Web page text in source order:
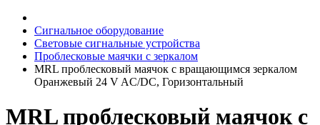
Сигнальное оборудование
Световые сигнальные устройства
Проблесковые маячки с зеркалом
MRL проблесковый маячок с вращающимся зеркалом
Оранжевый 24 V AC/DC, Горизонтальный
MRL проблесковый маячок с